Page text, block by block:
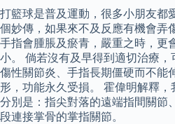
打籃球是普及運動，很多小朋友都
個妙傳，如果來不及反應有機會弄
手指會腫脹及瘀青，嚴重之時，更
小。 倘若沒有及早得到適切治療，
傷性關節炎、手指長期僵硬而不能
形，功能永久受損。 霍偉明解釋，
分別是：指尖對落的遠端指間關節
段連接掌骨的掌指關節。